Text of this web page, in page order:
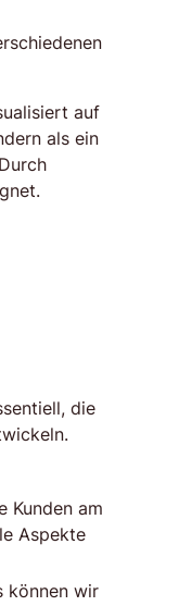
auf
als ein
die
Kunden am
Aspekte
können wir